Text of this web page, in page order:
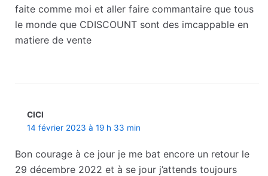
faite comme moi et aller faire commantaire que tous
le monde que CDISCOUNT sont des imcappable en
matiere de vente
CICI
14 février 2023 à 19 h 33 min
Bon courage à ce jour je me bat encore un retour le
29 décembre 2022 et à se jour j’attends toujours